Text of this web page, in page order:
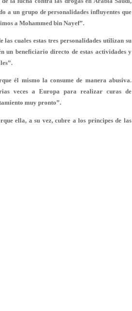
un grupo de personalidades influyentes que
a Mohammed bin Nayef”.
cuales estas tres personalidades utilizan su
beneficiario directo de estas actividades y
él mismo la consume de manera abusiva.
veces a Europa para realizar curas de
muy pronto”.
ella, a su vez, cubre a los príncipes de las